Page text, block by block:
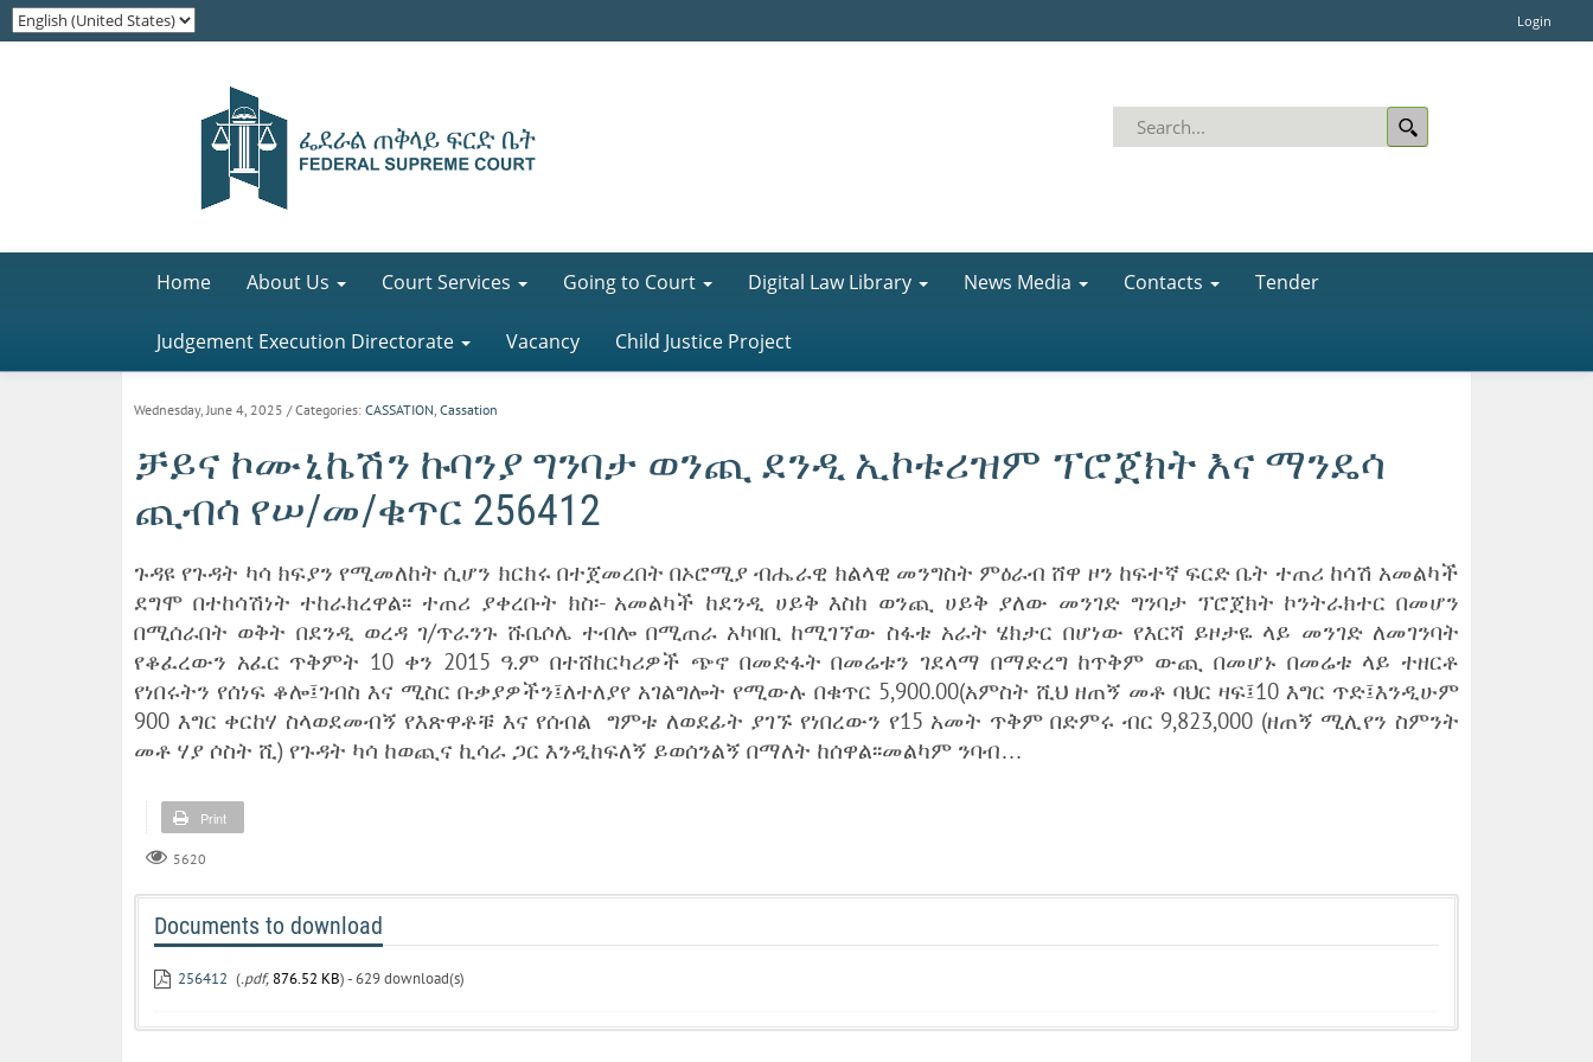
Login
Home About Us Court Services Going to Court Digital Law Library News Media Contacts Tender
Judgement Execution Directorate Vacancy Child Justice Project
Wednesday, June 4, 2025 / Categories: CASSATION, Cassation
ቻይና ኮሙኒኬሽን ኩባንያ ግንባታ ወንጪ ደንዲ ኢኮቱሪዝም ፕሮጀክት እና ማንዴሳ
ጪብሳ የሠ/መ/ቁጥር 256412
ጉዳዩ የጉዳት ካሳ ክፍያን የሚመለከት ሲሆን ክርክሩ በተጀመረበት በኦሮሚያ ብሔራዊ ክልላዊ መንግስት ምዕራብ ሸዋ ዞን ከፍተኛ ፍርድ ቤት ተጠሪ ከሳሽ አመልካች
ደግሞ በተከሳሽነት ተከራክረዋል፡፡ ተጠሪ ያቀረቡት ክስ፡- አመልካች ከደንዲ ሀይቅ እስከ ወንጪ ሀይቅ ያለው መንገድ ግንባታ ፕሮጀክት ኮንትራክተር በመሆን
በሚሰራበት ወቅት በደንዲ ወረዳ ገ/ጥራንጉ ሹቤሶሌ ተብሎ በሚጠራ አካባቢ ከሚገኘው ስፋቱ አራት ሄክታር በሆነው የእርሻ ይዞታዬ ላይ መንገድ ለመገንባት
የቆፈረውን አፈር ጥቅምት 10 ቀን 2015 ዓ.ም በተሸከርካሪዎች ጭኖ በመድፋት በመሬቱን ገደላማ በማድረግ ከጥቅም ውጪ በመሆኑ በመሬቱ ላይ ተዘርቶ
የነበሩትን የሰነፍ ቆሎ፤ገብስ እና ሚስር ቡቃያዎችን፤ለተለያየ አገልግሎት የሚውሉ በቁጥር 5,900.00(አምስት ሺህ ዘጠኝ መቶ ባህር ዛፍ፤10 እግር ጥድ፤እንዲሁም
900 እግር ቀርከሃ ስላወደመብኝ የእጽዋቶቹ እና የሰብል ግምቱ ለወደፊት ያገኙ የነበረውን የ15 አመት ጥቅም በድምሩ ብር 9,823,000 (ዘጠኝ ሚሊየን ስምንት
መቶ ሃያ ሶስት ሺ) የጉዳት ካሳ ከወጪና ኪሳራ ጋር እንዲከፍለኝ ይወሰንልኝ በማለት ከሰዋል፡፡መልካም ንባብ…
Print
5620
Documents to download
256412 (.pdf, 876.52 KB) - 629 download(s)